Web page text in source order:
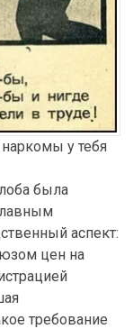
у тебя
была
аспект:
цен на
требование